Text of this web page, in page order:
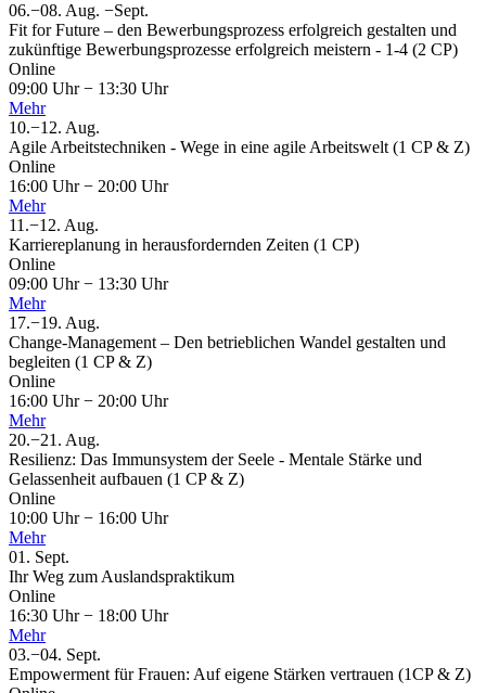
06.−08. Aug. −Sept.
Fit for Future – den Bewerbungsprozess erfolgreich gestalten und
zukünftige Bewerbungsprozesse erfolgreich meistern - 1-4 (2 CP)
Online
09:00 Uhr− 13:30 Uhr
Mehr
10.−12. Aug.
Agile Arbeitstechniken - Wege in eine agile Arbeitswelt (1 CP & Z)
Online
16:00 Uhr− 20:00 Uhr
Mehr
11.−12. Aug.
Karriereplanung in herausfordernden Zeiten (1 CP)
Online
09:00 Uhr− 13:30 Uhr
Mehr
17.−19. Aug.
Change-Management – Den betrieblichen Wandel gestalten und
begleiten (1 CP & Z)
Online
16:00 Uhr− 20:00 Uhr
Mehr
20.−21. Aug.
Resilienz: Das Immunsystem der Seele - Mentale Stärke und
Gelassenheit aufbauen (1 CP & Z)
Online
10:00 Uhr− 16:00 Uhr
Mehr
01. Sept.
Ihr Weg zum Auslandspraktikum
Online
16:30 Uhr− 18:00 Uhr
Mehr
03.−04. Sept.
Empowerment für Frauen: Auf eigene Stärken vertrauen (1CP & Z)